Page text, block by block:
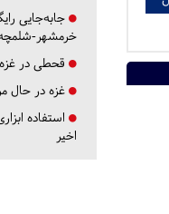
جابه‌جایی
خرمشهر-
قحطی در
غزه در حال
استفاده
اخیر